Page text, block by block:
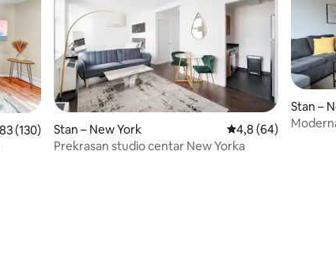
ocjena: 4,83/5, recenzija: 130
(130)
Stan – New York Prosječna ocjena:
4,8 (64)
Prekrasan studio centar New Yorka
Stan –